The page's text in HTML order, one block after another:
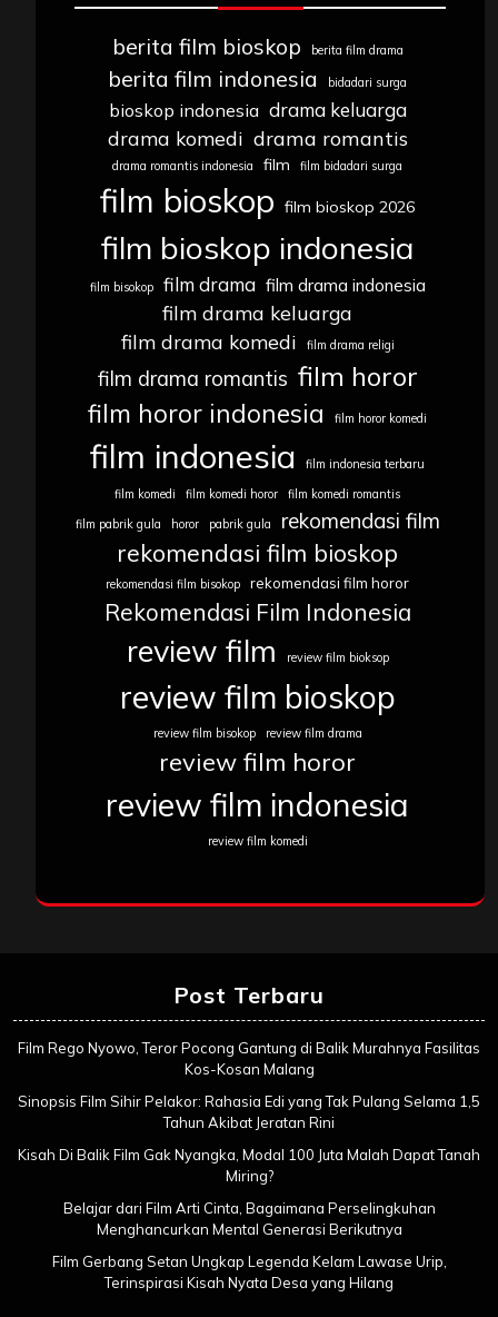
berita film bioskop berita film drama
berita film indonesia bidadari surga
bioskop indonesia drama keluarga
drama komedi drama romantis
drama romantis indonesia film film bidadari surga
film bioskop film bioskop 2026
film bioskop indonesia
film bisokop film drama film drama indonesia
film drama keluarga
film drama komedi
film drama religi
film drama romantis film horor
film horor indonesia film horor komedi
film indonesia
film indonesia terbaru
film komedi
film komedi horor
film komedi romantis
film pabrik gula
horor pabrik gula rekomendasi film
rekomendasi film bioskop
rekomendasi film bisokop rekomendasi film horor
Rekomendasi Film Indonesia
review film review film bioksop
review film bioskop
review film bisokop review film drama
review film horor
review film indonesia
review film komedi
Post Terbaru
Film Rego Nyowo, Teror Pocong Gantung di Balik Murahnya Fasilitas
Kos-Kosan Malang
Sinopsis Film Sihir Pelakor: Rahasia Edi yang Tak Pulang Selama 1,5
Tahun Akibat Jeratan Rini
Kisah Di Balik Film Gak Nyangka, Modal 100 Juta Malah Dapat Tanah
Miring?
Belajar dari Film Arti Cinta, Bagaimana Perselingkuhan
Menghancurkan Mental Generasi Berikutnya
Film Gerbang Setan Ungkap Legenda Kelam Lawase Urip,
Terinspirasi Kisah Nyata Desa yang Hilang